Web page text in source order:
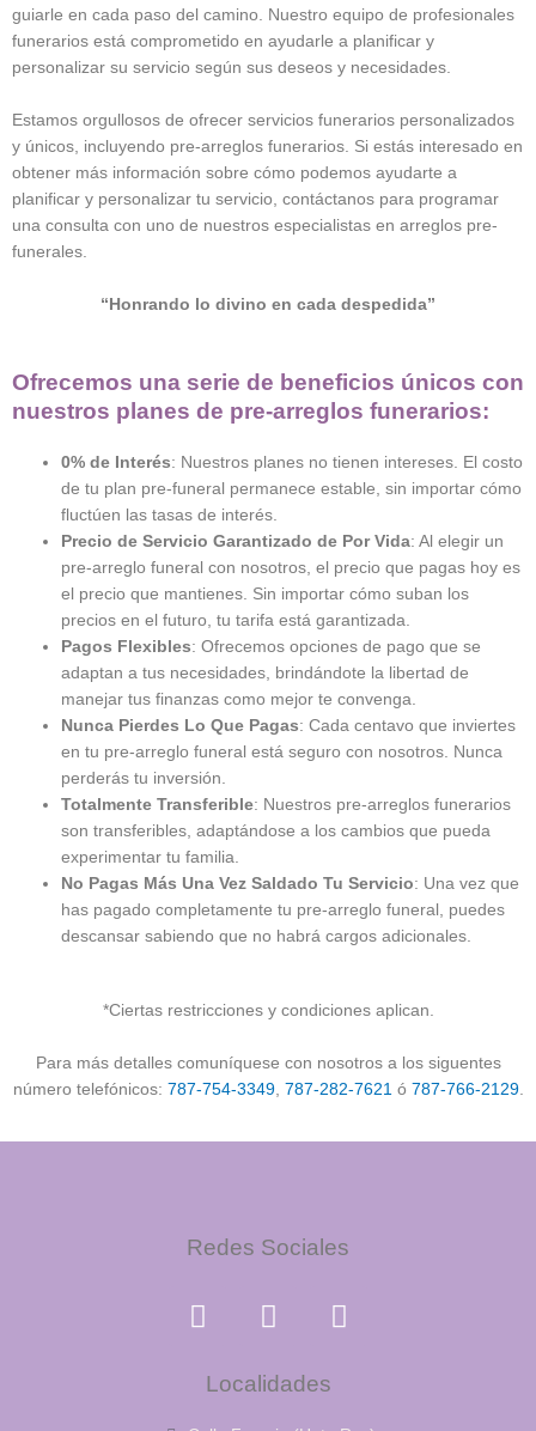
guiarle en cada paso del camino. Nuestro equipo de profesionales
funerarios está comprometido en ayudarle a planificar y
personalizar su servicio según sus deseos y necesidades.
Estamos orgullosos de ofrecer servicios funerarios personalizados
y únicos, incluyendo pre-arreglos funerarios. Si estás interesado en
obtener más información sobre cómo podemos ayudarte a
planificar y personalizar tu servicio, contáctanos para programar
una consulta con uno de nuestros especialistas en arreglos pre-
funerales.
“Honrando lo divino en cada despedida”
Ofrecemos una serie de beneficios únicos con
nuestros planes de pre-arreglos funerarios:
0% de Interés: Nuestros planes no tienen intereses. El costo
de tu plan pre-funeral permanece estable, sin importar cómo
fluctúen las tasas de interés.
Precio de Servicio Garantizado de Por Vida: Al elegir un
pre-arreglo funeral con nosotros, el precio que pagas hoy es
el precio que mantienes. Sin importar cómo suban los
precios en el futuro, tu tarifa está garantizada.
Pagos Flexibles: Ofrecemos opciones de pago que se
adaptan a tus necesidades, brindándote la libertad de
manejar tus finanzas como mejor te convenga.
Nunca Pierdes Lo Que Pagas: Cada centavo que inviertes
en tu pre-arreglo funeral está seguro con nosotros. Nunca
perderás tu inversión.
Totalmente Transferible: Nuestros pre-arreglos funerarios
son transferibles, adaptándose a los cambios que pueda
experimentar tu familia.
No Pagas Más Una Vez Saldado Tu Servicio: Una vez que
has pagado completamente tu pre-arreglo funeral, puedes
descansar sabiendo que no habrá cargos adicionales.
*Ciertas restricciones y condiciones aplican.
Para más detalles comuníquese con nosotros a los siguentes
número telefónicos: 787-754-3349, 787-282-7621ó 787-766-2129.
Redes Sociales
F
a
e
b
I
n
t
a
Y
o
u
Localidades